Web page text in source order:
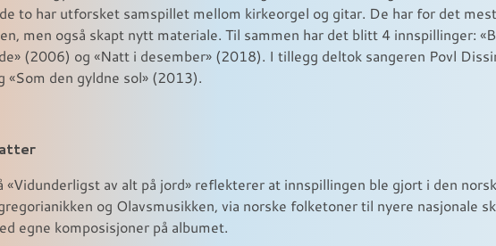
to har utforsket samspillet mellom kirkeorgel og gitar. De har for det
men også skapt nytt materiale. Til sammen har det blitt 4 innspillinger:
(2006) og «Natt i desember» (2018). I tillegg deltok sangeren Povl
«Som den gyldne sol» (2013).
«Vidunderligst av alt på jord» reflekterer at innspillingen ble gjort i den
og Olavsmusikken, via norske folketoner til nyere nasjonale
egne komposisjoner på albumet.